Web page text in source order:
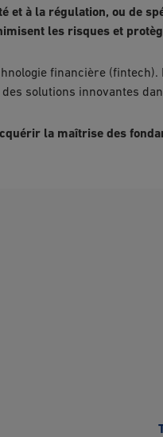
et à la régulation, ou de
les risques et
financière (fintech).
solutions innovantes
la maîtrise des